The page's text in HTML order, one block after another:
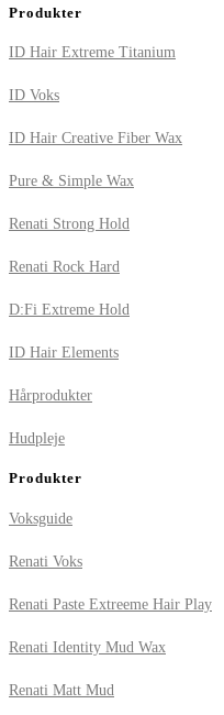
Produkter
ID Hair Extreme Titanium
ID Voks
ID Hair Creative Fiber Wax
Pure & Simple Wax
Renati Strong Hold
Renati Rock Hard
D:Fi Extreme Hold
ID Hair Elements
Hårprodukter
Hudpleje
Produkter
Voksguide
Renati Voks
Renati Paste Extreeme Hair Play
Renati Identity Mud Wax
Renati Matt Mud